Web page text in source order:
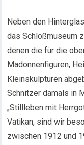
Neben den
das Schloßmuseum
denen die für die
Madonnenfiguren,
Kleinskulpturen
Schnitzer damals in
„Stillleben mit
Vatikan, sind wir
zwischen 1912 und